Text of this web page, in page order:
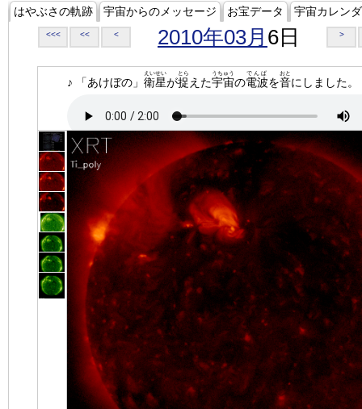
はやぶさの軌跡 宇宙からのメッセージ お宝データ 宇宙カレン
<<< << < 2010年03月 6日 >
♪ 「あけぼの」 衛星
えいせい
が捉
とら
えた宇宙
うちゅう
の電波
でんぱ
を音
おと
にしました。